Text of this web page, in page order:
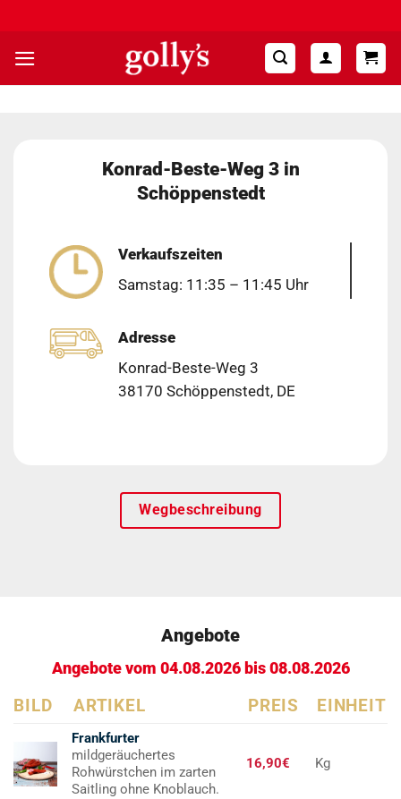
springen
Konrad-Beste-Weg 3 in
Schöppenstedt
Verkaufszeiten
Samstag: 11:35 – 11:45 Uhr
Adresse
Konrad-Beste-Weg 3
38170 Schöppenstedt, DE
Wegbeschreibung
Angebote
Angebote vom 04.08.2026 bis 08.08.2026
BILD ARTIKEL PREIS EINHEIT
Frankfurter
mildgeräuchertes
Rohwürstchen im zarten
Saitling ohne Knoblauch.
16,90€ Kg